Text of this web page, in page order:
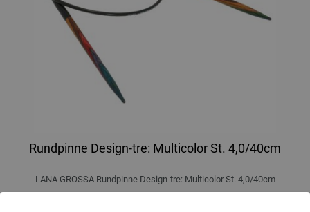
Rundpinne Design-tre: Multicolor St. 4,0/40cm
LANA GROSSA Rundpinne Design-tre: Multicolor St. 4,0/40cm